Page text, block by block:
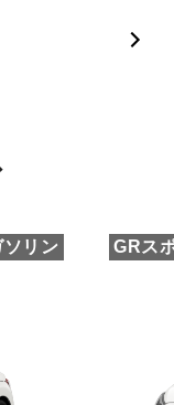
ソリン GRス